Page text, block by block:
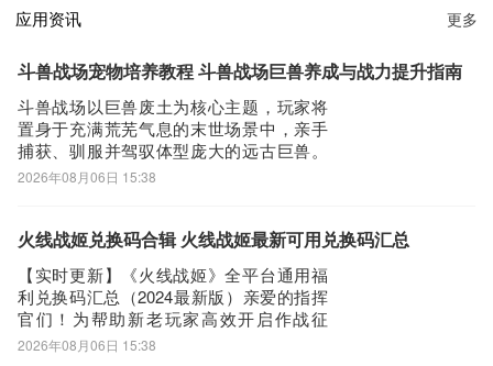
文字提取6.6.1 下载安装说明：
下载文字提取到手机上面的方法有很多。 安卓系统的手机可以在豌
豆荚或者PP助手等手机助手里面一键下载安装！也可以通过电脑端
用手机扫描文字提取下载的二维码获取下载链接！有手机端直接访问
网页下载也是可以的，下面就为大家介绍下手机网页怎么下载最新文
第一步：
首先，我们手机里要有一个浏览器，小编比较喜欢用UC浏览器，当
然可以用手机都是自带网页浏览器的，我这边使用的是华为手机下载
最新文字提取
第二步：
应用资讯 更多
斗兽战场宠物培养教程 斗兽战场巨兽养成与战力提升指南
斗兽战场以巨兽废土为核心主题，玩家将
置身于充满荒芜气息的末世场景中，亲手
捕获、驯服并驾驭体型庞大的远古巨兽。
在开放沙盘地图中，指挥多只巨兽协同作
本文系统梳理巨兽养成路径——需注意，
玩家均可直
2026年08月06日 15:38
火线战姬兑换码合辑 火线战姬最新可用兑换码汇总
【实时更新】《火线战姬》全平台通用福
利兑换码汇总（2024最新版）亲爱的指挥
官们！为帮助新老玩家高效开启作战征
程，本文精心整理了当前全服范围内仍处
2026年08月06日 15:38